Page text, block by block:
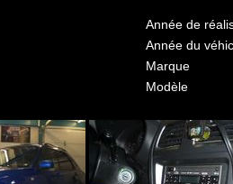
Année de
Année du
Marque
Modèle